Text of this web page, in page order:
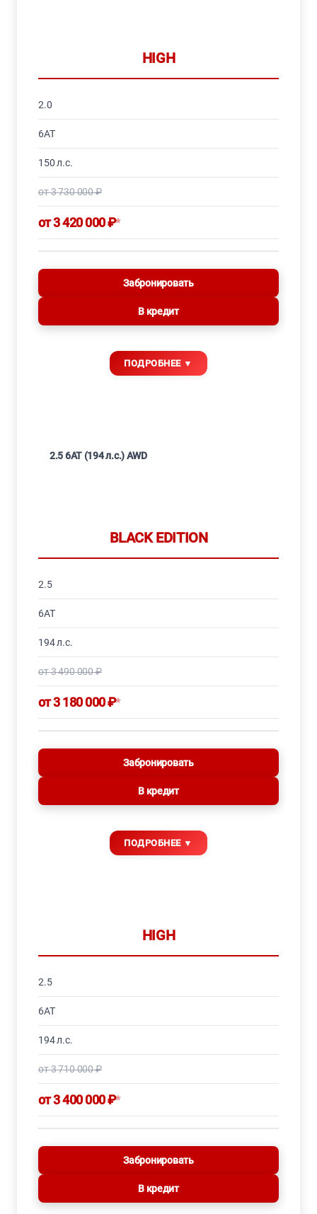
HIGH
2.0
6AT
150 л.с.
от 3 730 000 ₽
от 3 420 000 ₽*
Забронировать
В кредит
2.5 6AT (194 л.с.) AWD
BLACK EDITION
2.5
6AT
194 л.с.
от 3 490 000 ₽
от 3 180 000 ₽*
Забронировать
В кредит
HIGH
2.5
6AT
194 л.с.
от 3 710 000 ₽
от 3 400 000 ₽*
Забронировать
В кредит